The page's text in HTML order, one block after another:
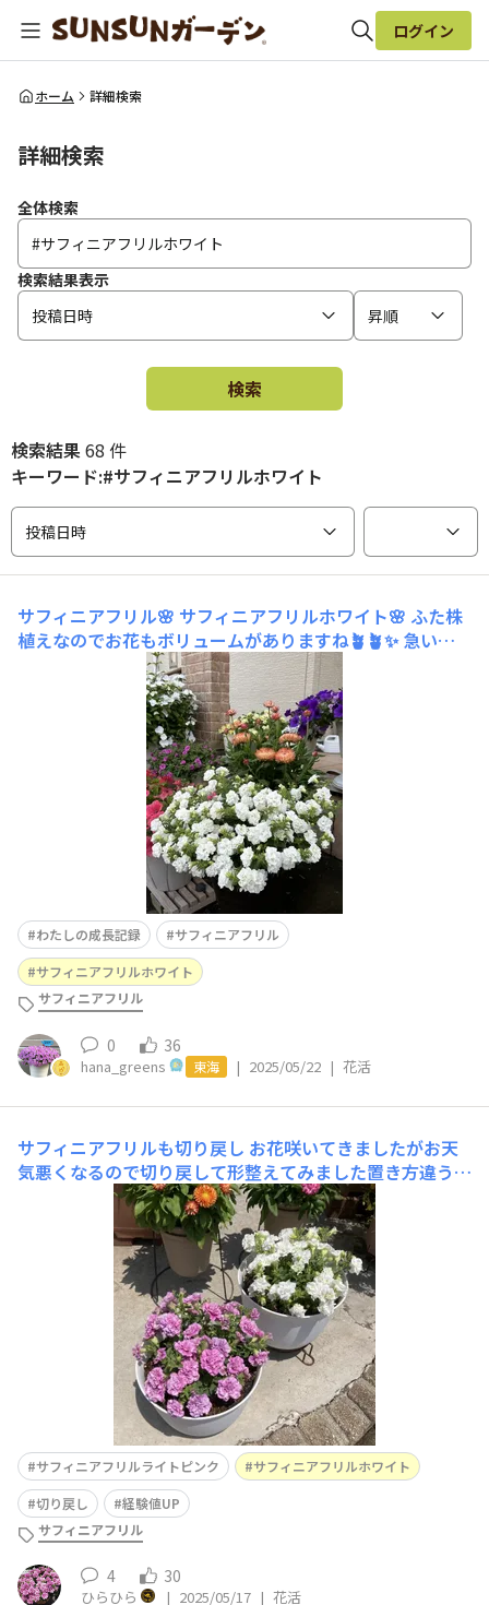
全体検索
ログイン
ホーム 詳細検索
詳細検索
全体検索
検索結果表示
投稿日時
昇順
検索
検索結果68 件
キーワード:#サフィニアフリルホワイト
投稿日時
サフィニアフリル🌸 サフィニアフリルホワイト🌸 ふた株
植えなのでお花もボリュームがありますね🪴🪴✨ 急いで
たので背景ぐちゃぐちゃですね😂😂😂💦
わたしの成長記録
サフィニアフリル
サフィニアフリルホワイト
サフィニアフリル
0 36
hana_greens 東海 | 2025/05/22 | 花活
サフィニアフリルも切り戻し お花咲いてきましたがお天
気悪くなるので切り戻して形整えてみました置き方違うけ
ど、どっちかわかるように切ったお花を一輪乗せてありま
サフィニアフリルライトピンク
サフィニアフリルホワイト
切り戻し
経験値UP
サフィニアフリル
4 30
ひらひら | 2025/05/17 | 花活